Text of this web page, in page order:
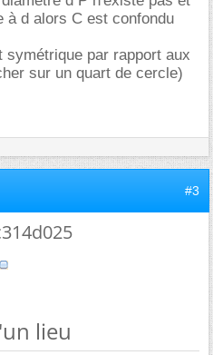
à d alors C est confondu
symétrique par rapport aux
sur un quart de cercle)
#3
lieu